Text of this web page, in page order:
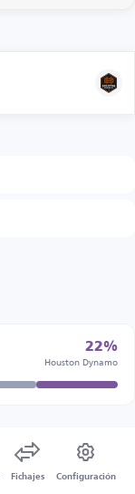
22%
Houston Dynamo
Fichajes Configuración